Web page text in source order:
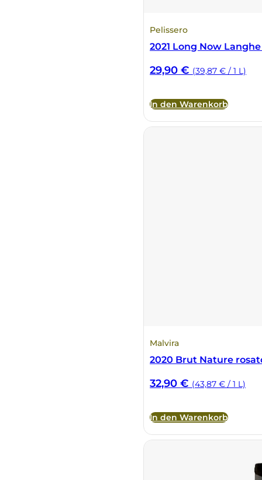
Pelissero
2021 Long Now Langhe
29,90€ (39,87 € / 1 L)
In den Warenkorb
Malvira
2020 Brut Nature
32,90€ (43,87 € / 1 L)
In den Warenkorb